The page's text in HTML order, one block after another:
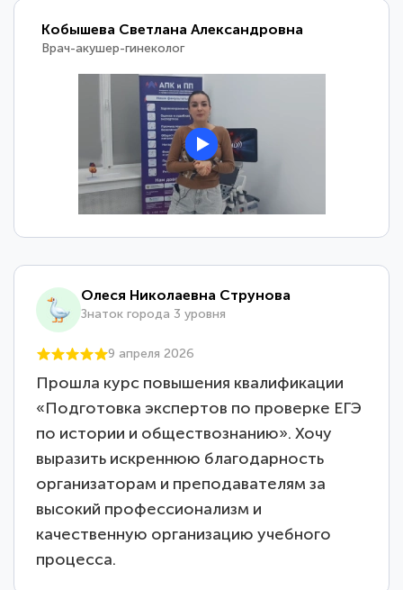
Кобышева Светлана Александровна
Врач-акушер-гинеколог
Олеся Николаевна Струнова
Знаток города 3 уровня
9 апреля 2026
Прошла курс повышения квалификации
«Подготовка экспертов по проверке ЕГЭ
по истории и обществознанию». Хочу
выразить искреннюю благодарность
организаторам и преподавателям за
высокий профессионализм и
качественную организацию учебного
процесса.